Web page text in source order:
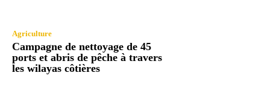
Agriculture
Campagne de nettoyage de 45
ports et abris de pêche à travers
les wilayas côtières